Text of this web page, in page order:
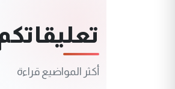
أكثر المواضيع قراءة